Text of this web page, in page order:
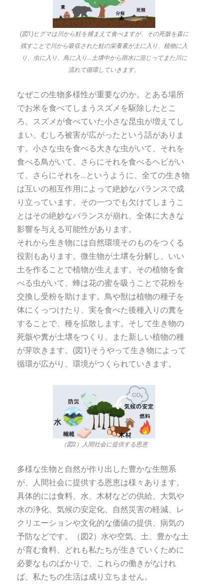
(図1)ヒグマは川から鮭を捕まえて食べますが、その死骸を森に
残すことで川から吸収された鮭の栄養素が土に入り、植物に入
り、虫に入り、鳥に入り...土壌中から雨水に混じってまた川に
流れて循環していきます。
なぜこの生物多様性が重要なのか。とある場所
でお米を食べてしまうスズメを駆除したとこ
ろ、スズメが食べていた小さな昆虫が増えてし
まい、むしろ被害が広がったという話がありま
す。小さな虫を食べる大きな虫がいて、それを
食べる鳥がいて、さらにそれを食べるヘビがい
て、さらにそれを…というように、全ての生き物
は互いの相互作用によって絶妙なバランスで成
り立っています。その一つでも欠けてしまうこ
とはその絶妙なバランスが崩れ、全体に大きな
影響を与える可能性があります。
それから生き物には自然環境そのものをつくる
役割もあります。微生物が土壌を分解し、いい
土を作ることで植物が生えます。その植物を食
べる虫がいて、蜂は花の蜜を吸うことで花粉を
交換し受粉を助けます。鳥や獣は植物の種子を
体にくっつけたり、実を食べた後種入りの糞を
することで、種を拡散します。そして生き物の
死骸や糞が土壌をつくり、また新しい植物の種
が芽吹きます。(図1)そうやって生き物によって
循環が広がり、環境がつくられていきます。
（図2）人間社会に提供する恩恵
多様な生物と自然が作り出した豊かな生態系
が、人間社会に提供する恩恵は様々あります。
具体的には食料、水、木材などの供給、大気や
水の浄化、気候の安定化、自然災害の軽減、レ
クリエーションや文化的な価値の提供、病気の
予防などです。（図2）水や空気、土、豊かな土
が育む食料、どれも私たちが生きていくために
必要なものばかりで、これらの働きがなけれ
ば、私たちの生活は成り立ちません。